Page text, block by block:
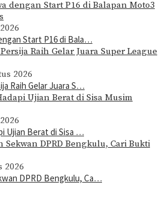
Start P16 di Bala…
2026
Raih Gelar Juara S…
Ujian Berat di Sisa …
2026
DPRD Bengkulu, Ca…